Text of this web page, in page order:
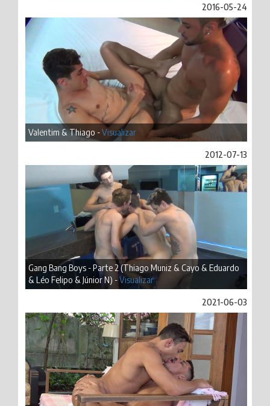
2016-05-24
Valentim & Thiago -Visualizar
2012-07-13
Gang Bang Boys - Parte 2 (Thiago Muniz & Cayo & Eduardo
& Léo Felipo & Júnior N) -Visualizar
2021-06-03